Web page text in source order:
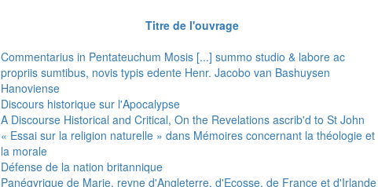
Titre de l'ouvrage
Commentarius in Pentateuchum Mosis [...] summo studio & labore ac
propriis sumtibus, novis typis edente Henr. Jacobo van Bashuysen
Hanoviense
Discours historique sur l'Apocalypse
A Discourse Historical and Critical, On the Revelations ascrib'd to St John
« Essai sur la religion naturelle » dans Mémoires concernant la théologie et
la morale
Défense de la nation britannique
Panégyrique de Marie, reyne d'Angleterre, d'Ecosse, de France et d'Irlande